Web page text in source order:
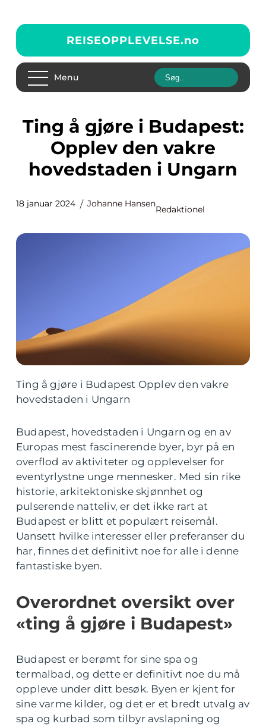
REISEOPPLEVELSE.no
Menu
Ting å gjøre i Budapest:
Opplev den vakre
hovedstaden i Ungarn
18 januar 2024 Johanne Hansen
Redaktionel
Ting å gjøre i Budapest Opplev den vakre
hovedstaden i Ungarn
Budapest, hovedstaden i Ungarn og en av
Europas mest fascinerende byer, byr på en
overflod av aktiviteter og opplevelser for
eventyrlystne unge mennesker. Med sin rike
historie, arkitektoniske skjønnhet og
pulserende natteliv, er det ikke rart at
Budapest er blitt et populært reisemål.
Uansett hvilke interesser eller preferanser du
har, finnes det definitivt noe for alle i denne
fantastiske byen.
Overordnet oversikt over
«ting å gjøre i Budapest»
Budapest er berømt for sine spa og
termalbad, og dette er definitivt noe du må
oppleve under ditt besøk. Byen er kjent for
sine varme kilder, og det er et bredt utvalg av
spa og kurbad som tilbyr avslapning og